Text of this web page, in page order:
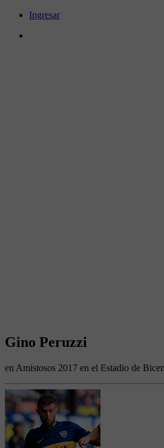
Ingresar
Gino Peruzzi
en Amistosos 2017 en el Estadio de